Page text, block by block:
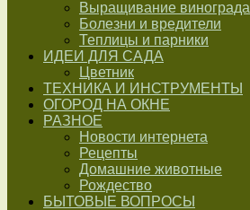
Выращивание винограда
Болезни и вредители
Теплицы и парники
ИДЕИ ДЛЯ САДА
Цветник
ТЕХНИКА И ИНСТРУМЕНТЫ
ОГОРОД НА ОКНЕ
РАЗНОЕ
Новости интернета
Рецепты
Домашние животные
Рождество
БЫТОВЫЕ ВОПРОСЫ